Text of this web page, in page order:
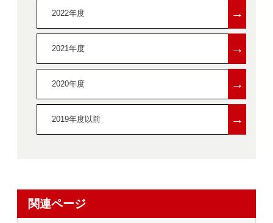
2022年度 →
2021年度 →
2020年度 →
2019年度以前 →
関連ページ